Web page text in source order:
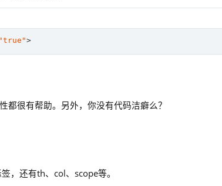
"true"
都很有帮助。另外，你没有代码洁癖么？
，还有th、col、scope等。